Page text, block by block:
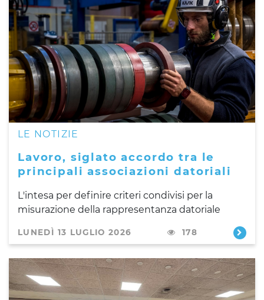
LE NOTIZIE
Lavoro, siglato accordo tra le
principali associazioni datoriali
L'intesa per definire criteri condivisi per la
misurazione della rappresentanza datoriale
LUNEDÌ 13 LUGLIO 2026 178